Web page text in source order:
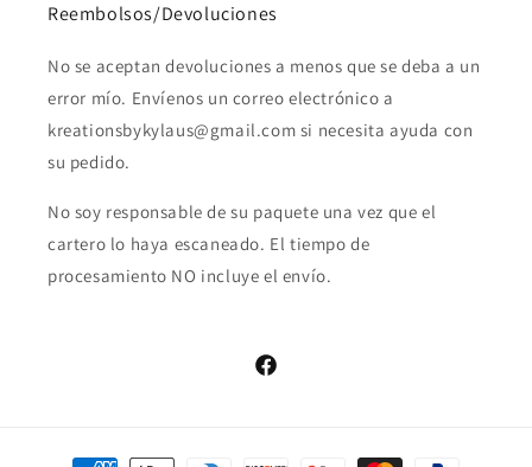
Reembolsos/Devoluciones
No se aceptan devoluciones a menos que se deba a un
error mío. Envíenos un correo electrónico a
kreationsbykylaus@gmail.com si necesita ayuda con
su pedido.
No soy responsable de su paquete una vez que el
cartero lo haya escaneado. El tiempo de
procesamiento NO incluye el envío.
Facebook
Formas